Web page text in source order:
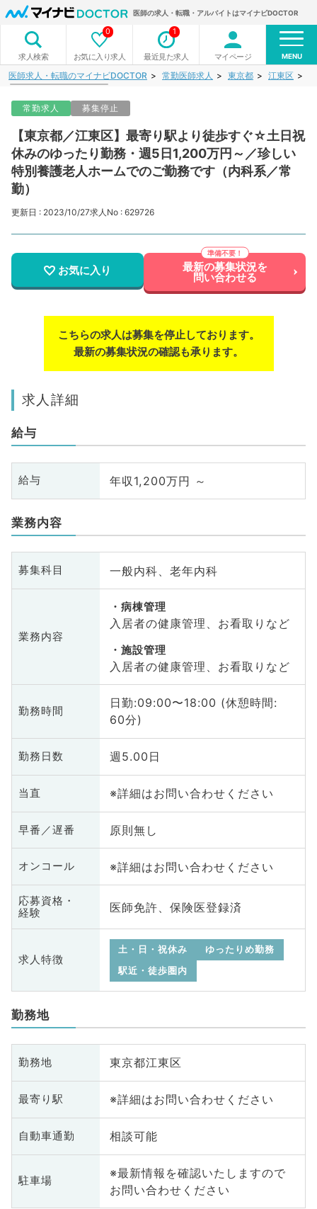
医師の求人・転職・アルバイトはマイナビDOCTOR
求人検索 お気に入り求人
0
最近見た求人
1
マイページ MENU
医師求人・転職のマイナビDOCTOR 常勤医師求人 東京都 江東区
常勤求人 募集停止
【東京都／江東区】最寄り駅より徒歩すぐ☆土日祝
休みのゆったり勤務・週5日1,200万円～／珍しい
特別養護老人ホームでのご勤務です（内科系／常
勤）
更新日 : 2023/10/27求人No : 629726
お気に入り 最新の募集状況を
問い合わせる
こちらの求人は募集を停止しております。
最新の募集状況の確認も承ります。
求人詳細
給与
給与 年収1,200万円 ～
業務内容
募集科目 一般内科、老年内科
業務内容
病棟管理
入居者の健康管理、お看取りなど
施設管理
入居者の健康管理、お看取りなど
勤務時間
日勤:09:00〜18:00 (休憩時間:
60分)
勤務日数 週5.00日
当直 ※詳細はお問い合わせください
早番／遅番 原則無し
オンコール ※詳細はお問い合わせください
応募資格・
経験
医師免許、保険医登録済
求人特徴
土・日・祝休み
ゆったりめ勤務
駅近・徒歩圏内
勤務地
勤務地 東京都江東区
最寄り駅 ※詳細はお問い合わせください
自動車通勤 相談可能
駐車場
※最新情報を確認いたしますので
お問い合わせください